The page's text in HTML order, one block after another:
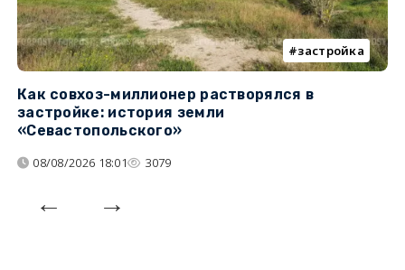
застройка
Как совхоз-миллионер растворялся в
застройке: история земли
«Севастопольского»
08/08/2026 18:01 3079